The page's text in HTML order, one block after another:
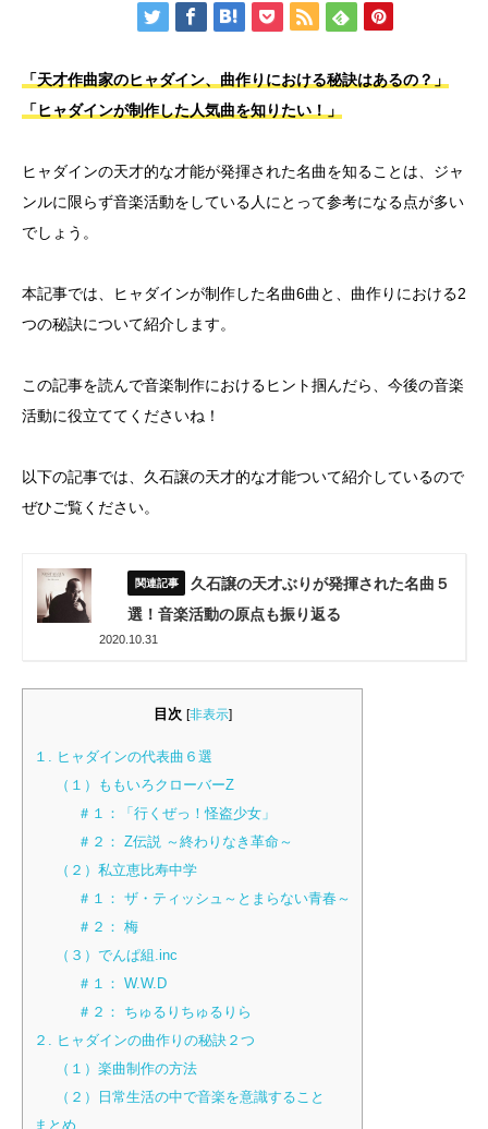
「天才作曲家のヒャダイン、曲作りにおける秘訣はあるの？」
「ヒャダインが制作した人気曲を知りたい！」
ヒャダインの天才的な才能が発揮された名曲を知ることは、ジャ
ンルに限らず音楽活動をしている人にとって参考になる点が多い
でしょう。
本記事では、ヒャダインが制作した名曲6曲と、曲作りにおける2
つの秘訣について紹介します。
この記事を読んで音楽制作におけるヒント掴んだら、今後の音楽
活動に役立ててくださいね！
以下の記事では、久石譲の天才的な才能ついて紹介しているので
ぜひご覧ください。
久石譲の天才ぶりが発揮された名曲５
選！音楽活動の原点も振り返る
2020.10.31
目次 [非表示]
１. ヒャダインの代表曲６選
（１）ももいろクローバーZ
＃１：「行くぜっ！怪盗少女」
＃２： Z伝説 ～終わりなき革命～
（２）私立恵比寿中学
＃１： ザ・ティッシュ～とまらない青春～
＃２： 梅
（３）でんぱ組.inc
＃１： W.W.D
＃２： ちゅるりちゅるりら
２. ヒャダインの曲作りの秘訣２つ
（１）楽曲制作の方法
（２）日常生活の中で音楽を意識すること
まとめ